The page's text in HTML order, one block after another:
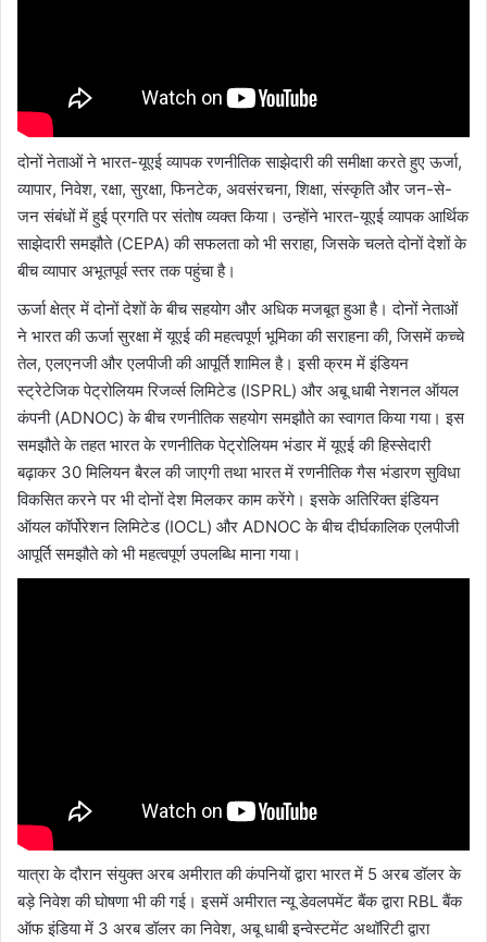
दोनों नेताओं ने भारत-यूएई व्यापक रणनीतिक साझेदारी की समीक्षा करते हुए ऊर्जा,
व्यापार, निवेश, रक्षा, सुरक्षा, फिनटेक, अवसंरचना, शिक्षा, संस्कृति और जन-से-
जन संबंधों में हुई प्रगति पर संतोष व्यक्त किया। उन्होंने भारत-यूएई व्यापक आर्थिक
साझेदारी समझौते (CEPA) की सफलता को भी सराहा, जिसके चलते दोनों देशों के
बीच व्यापार अभूतपूर्व स्तर तक पहुंचा है।
ऊर्जा क्षेत्र में दोनों देशों के बीच सहयोग और अधिक मजबूत हुआ है। दोनों नेताओं
ने भारत की ऊर्जा सुरक्षा में यूएई की महत्वपूर्ण भूमिका की सराहना की, जिसमें कच्चे
तेल, एलएनजी और एलपीजी की आपूर्ति शामिल है। इसी क्रम में इंडियन
स्ट्रेटेजिक पेट्रोलियम रिजर्व्स लिमिटेड (ISPRL) और अबू धाबी नेशनल ऑयल
कंपनी (ADNOC) के बीच रणनीतिक सहयोग समझौते का स्वागत किया गया। इस
समझौते के तहत भारत के रणनीतिक पेट्रोलियम भंडार में यूएई की हिस्सेदारी
बढ़ाकर 30 मिलियन बैरल की जाएगी तथा भारत में रणनीतिक गैस भंडारण सुविधा
विकसित करने पर भी दोनों देश मिलकर काम करेंगे। इसके अतिरिक्त इंडियन
ऑयल कॉर्पोरेशन लिमिटेड (IOCL) और ADNOC के बीच दीर्घकालिक एलपीजी
आपूर्ति समझौते को भी महत्वपूर्ण उपलब्धि माना गया।
यात्रा के दौरान संयुक्त अरब अमीरात की कंपनियों द्वारा भारत में 5 अरब डॉलर के
बड़े निवेश की घोषणा भी की गई। इसमें अमीरात न्यू डेवलपमेंट बैंक द्वारा RBL बैंक
ऑफ इंडिया में 3 अरब डॉलर का निवेश, अबू धाबी इन्वेस्टमेंट अथॉरिटी द्वारा